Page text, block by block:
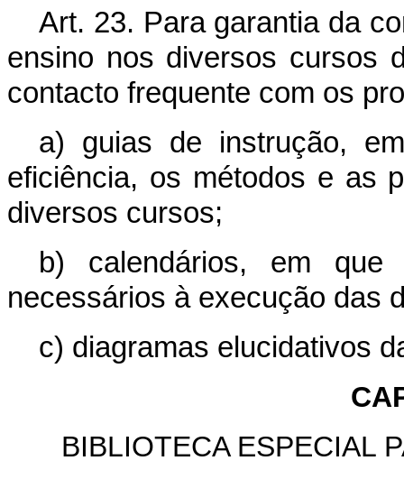
Art. 23. Para garantia da
ensino nos diversos cursos
contacto frequente com os
a) guias de instrução,
eficiência, os métodos e as
diversos cursos;
b) calendários, em
necessários à execução das
c) diagramas elucidativos
BIBLIOTECA ESPECIAL